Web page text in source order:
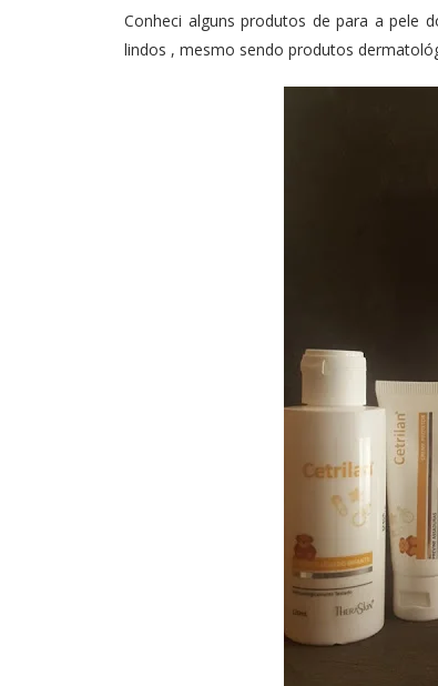
Conheci alguns produtos de para a pele
lindos , mesmo sendo produtos